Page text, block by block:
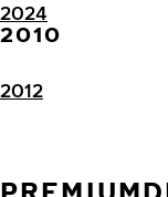
2024
2010
2012